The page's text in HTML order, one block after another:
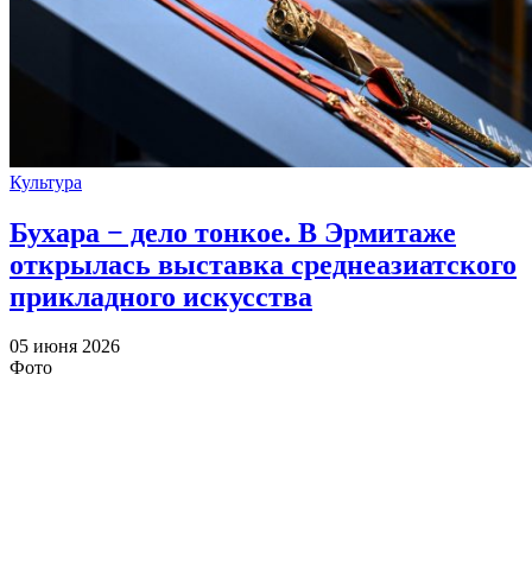
Культура
Бухара − дело тонкое. В Эрмитаже
открылась выставка среднеазиатского
прикладного искусства
05 июня 2026
Фото